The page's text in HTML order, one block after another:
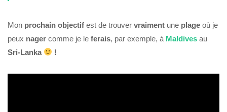
Mon prochain objectif est de trouver vraiment une plage où je
peux nager comme je le ferais, par exemple, à Maldives au
Sri-Lanka
!